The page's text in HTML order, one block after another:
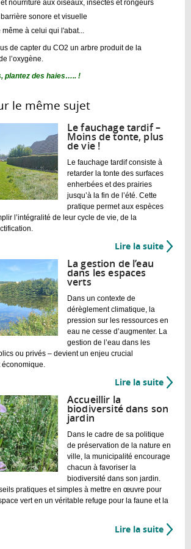
nourriture aux oiseaux, insectes et rongeurs
sonore et visuelle
même à celui qui l'abat...
de capter du CO2 un arbre produit de la
l’oxygène.
plantez des haies….. !
le même sujet :
Le fauchage tardif –
Moins de tonte, plus
de vie !
Le fauchage tardif consiste à
retarder la tonte des surfaces
enherbées et des prairies
jusqu’à la fin de l’été. Cette
pratique permet aux espèces
l’intégralité de leur cycle de vie, de la
Lire la suite de
de
tonte,
vie
La gestion de l’eau
dans les espaces
verts
Dans un contexte de
dérèglement climatique, la
pression sur les ressources en
eau ne cesse d’augmenter. La
gestion de l’eau dans les
ou privés – devient un enjeu crucial
Lire la suite de
dans
les
Accueillir la
biodiversité dans son
jardin
Dans le cadre de sa politique
de préservation de la nature en
ville, la municipalité encourage
chacun à favoriser la
biodiversité dans son jardin.
pratiques et simples à mettre en œuvre pour
vert en un véritable refuge pour la faune et la
Lire la suite de